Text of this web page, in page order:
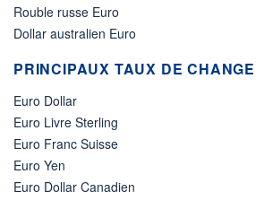
Rouble russe Euro
Dollar australien Euro
PRINCIPAUX TAUX DE CHANGE
Euro Dollar
Euro Livre Sterling
Euro Franc Suisse
Euro Yen
Euro Dollar Canadien